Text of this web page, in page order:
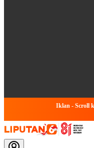
Iklan - Scroll